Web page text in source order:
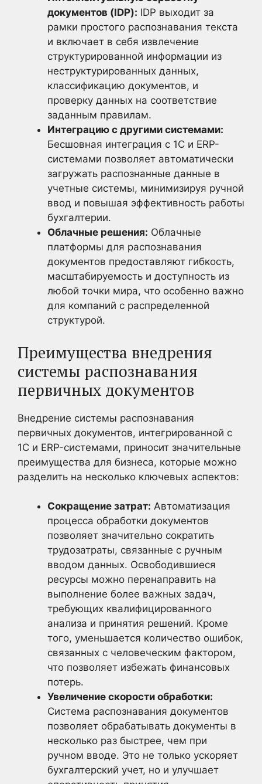
документов (IDP): IDP выходит за
рамки простого распознавания текста
и включает в себя извлечение
структурированной информации из
неструктурированных данных,
классификацию документов, и
проверку данных на соответствие
заданным правилам.
Интеграцию с другими системами:
Бесшовная интеграция с 1С и ERP-
системами позволяет автоматически
загружать распознанные данные в
учетные системы, минимизируя ручной
ввод и повышая эффективность работы
бухгалтерии.
Облачные решения: Облачные
платформы для распознавания
документов предоставляют гибкость,
масштабируемость и доступность из
любой точки мира, что особенно важно
для компаний с распределенной
структурой.
Преимущества внедрения
системы распознавания
первичных документов
Внедрение системы распознавания
первичных документов, интегрированной с
1С и ERP-системами, приносит значительные
преимущества для бизнеса, которые можно
разделить на несколько ключевых аспектов:
Сокращение затрат: Автоматизация
процесса обработки документов
позволяет значительно сократить
трудозатраты, связанные с ручным
вводом данных. Освободившиеся
ресурсы можно перенаправить на
выполнение более важных задач,
требующих квалифицированного
анализа и принятия решений. Кроме
того, уменьшается количество ошибок,
связанных с человеческим фактором,
что позволяет избежать финансовых
потерь.
Увеличение скорости обработки:
Система распознавания документов
позволяет обрабатывать документы в
несколько раз быстрее, чем при
ручном вводе. Это не только ускоряет
бухгалтерский учет, но и улучшает